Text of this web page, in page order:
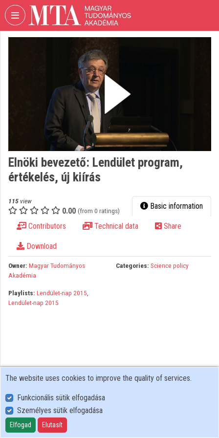
Skip header Skip menu Skip content
Organization home
Organization discovery
Organization playlists
Organizations
Contributors
Elnöki bevezető: Lendület program,
értékelés, új kiírás
115 view
0.00 (from 0 ratings) Basic information
Contributors Technical data Share
Download
Owner: Magyar Tudományos
Akadémia
Categories: Science policy
Playlists: Lendület-nap 2015,
Lendület-nap 2015
User Policy
Adatkezelési tájékoztató (en)
Cookie Policy
The website uses cookies to improve the quality of services.
Funkcionális sütik elfogadása
Személyes sütik elfogadása
Elfogad Elutasít